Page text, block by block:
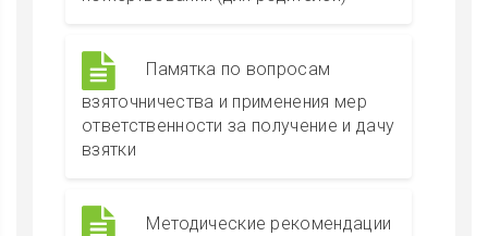
Памятка по вопросам
взяточничества и применения мер
ответственности за получение и дачу
взятки
Методические рекомендации